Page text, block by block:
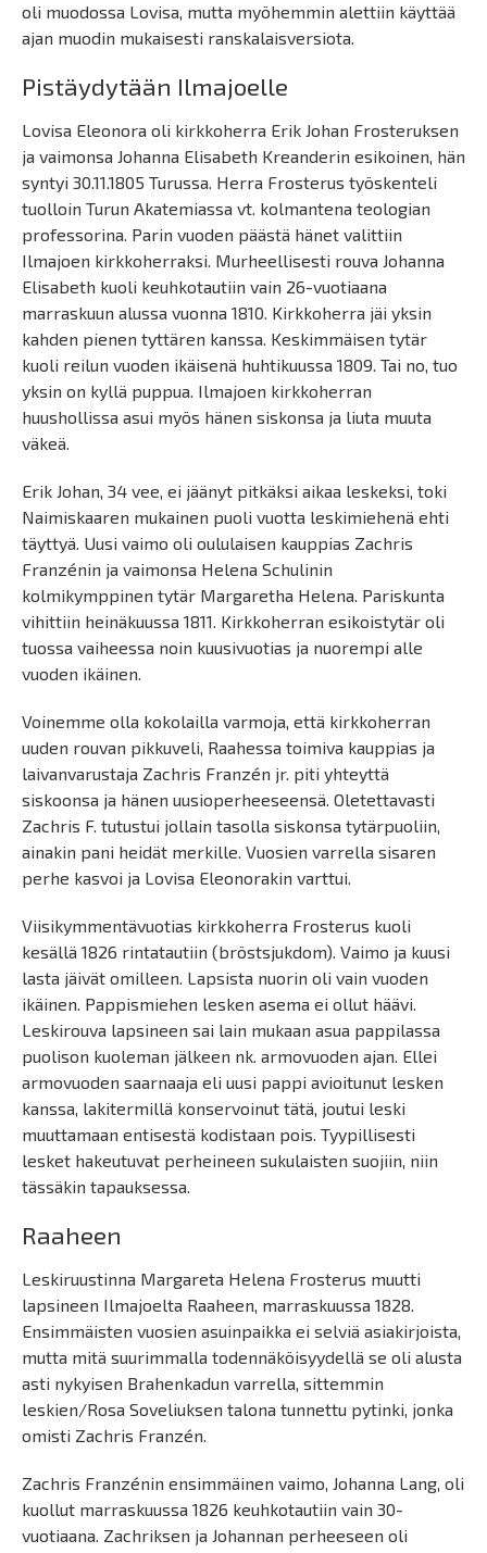
oli muodossa Lovisa, mutta myöhemmin alettiin käyttää
ajan muodin mukaisesti ranskalaisversiota.
Pistäydytään Ilmajoelle
Lovisa Eleonora oli kirkkoherra Erik Johan Frosteruksen
ja vaimonsa Johanna Elisabeth Kreanderin esikoinen, hän
syntyi 30.11.1805 Turussa. Herra Frosterus työskenteli
tuolloin Turun Akatemiassa vt. kolmantena teologian
professorina. Parin vuoden päästä hänet valittiin
Ilmajoen kirkkoherraksi. Murheellisesti rouva Johanna
Elisabeth kuoli keuhkotautiin vain 26-vuotiaana
marraskuun alussa vuonna 1810. Kirkkoherra jäi yksin
kahden pienen tyttären kanssa. Keskimmäisen tytär
kuoli reilun vuoden ikäisenä huhtikuussa 1809. Tai no, tuo
yksin on kyllä puppua. Ilmajoen kirkkoherran
huushollissa asui myös hänen siskonsa ja liuta muuta
väkeä.
Erik Johan, 34 vee, ei jäänyt pitkäksi aikaa leskeksi, toki
Naimiskaaren mukainen puoli vuotta leskimiehenä ehti
täyttyä. Uusi vaimo oli oululaisen kauppias Zachris
Franzénin ja vaimonsa Helena Schulinin
kolmikymppinen tytär Margaretha Helena. Pariskunta
vihittiin heinäkuussa 1811. Kirkkoherran esikoistytär oli
tuossa vaiheessa noin kuusivuotias ja nuorempi alle
vuoden ikäinen.
Voinemme olla kokolailla varmoja, että kirkkoherran
uuden rouvan pikkuveli, Raahessa toimiva kauppias ja
laivanvarustaja Zachris Franzén jr. piti yhteyttä
siskoonsa ja hänen uusioperheeseensä. Oletettavasti
Zachris F. tutustui jollain tasolla siskonsa tytärpuoliin,
ainakin pani heidät merkille. Vuosien varrella sisaren
perhe kasvoi ja Lovisa Eleonorakin varttui.
Viisikymmentävuotias kirkkoherra Frosterus kuoli
kesällä 1826 rintatautiin (bröstsjukdom). Vaimo ja kuusi
lasta jäivät omilleen. Lapsista nuorin oli vain vuoden
ikäinen. Pappismiehen lesken asema ei ollut häävi.
Leskirouva lapsineen sai lain mukaan asua pappilassa
puolison kuoleman jälkeen nk. armovuoden ajan. Ellei
armovuoden saarnaaja eli uusi pappi avioitunut lesken
kanssa, lakitermillä konservoinut tätä, joutui leski
muuttamaan entisestä kodistaan pois. Tyypillisesti
lesket hakeutuvat perheineen sukulaisten suojiin, niin
tässäkin tapauksessa.
Raaheen
Leskiruustinna Margareta Helena Frosterus muutti
lapsineen Ilmajoelta Raaheen, marraskuussa 1828.
Ensimmäisten vuosien asuinpaikka ei selviä asiakirjoista,
mutta mitä suurimmalla todennäköisyydellä se oli alusta
asti nykyisen Brahenkadun varrella, sittemmin
leskien/Rosa Soveliuksen talona tunnettu pytinki, jonka
omisti Zachris Franzén.
Zachris Franzénin ensimmäinen vaimo, Johanna Lang, oli
kuollut marraskuussa 1826 keuhkotautiin vain 30-
vuotiaana. Zachriksen ja Johannan perheeseen oli